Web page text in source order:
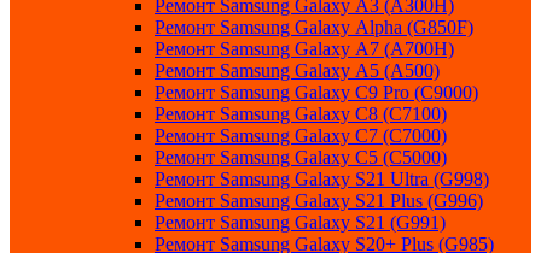
Ремонт Samsung Galaxу AЗ (AЗ00H)
Ремонт Samsung Galaxу Alpha (G850F)
Ремонт Samsung Galaxу A7 (A700H)
Ремонт Samsung Galaxу A5 (A500)
Ремонт Samsung Galaxy С9 Pro (C9000)
Ремонт Samsung Galaxy С8 (C7100)
Ремонт Samsung Galaxy С7 (C7000)
Ремонт Samsung Galaxy С5 (C5000)
Ремонт Samsung Galaxy S21 Ultra (G998)
Ремонт Samsung Galaxy S21 Plus (G996)
Ремонт Samsung Galaxy S21 (G991)
Ремонт Samsung Galaxy S20+ Plus (G985)